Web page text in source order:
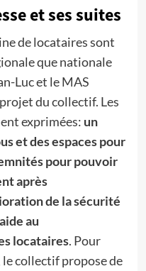
et ses suites
de locataires sont
que nationale
Luc et le MAS
du collectif. Les
exprimées: un
et des espaces pour
pour pouvoir
après
de la sécurité
au
locataires. Pour
collectif propose de